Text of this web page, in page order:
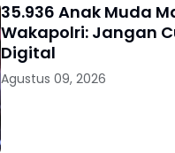
35.936 Anak Muda
Wakapolri: Jangan
Digital
Agustus 09, 2026